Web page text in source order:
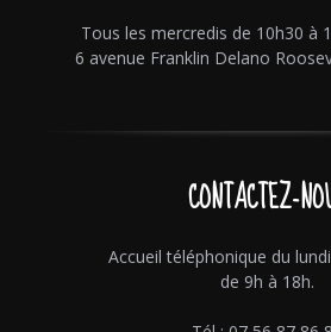
Tous les mercredis de 10h30 à
6 avenue Franklin Delano
CONTACTEZ-
Accueil téléphonique du
de 9h à 18h.